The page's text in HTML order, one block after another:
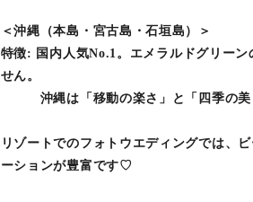
＜沖縄（本島・宮古島・石垣島）＞
特徴: 国内人気No.1。エメラルドグリー
せん。
沖縄は「移動の楽さ」と「四季の美
リゾートでのフォトウエディングでは、
ーションが豊富です♡